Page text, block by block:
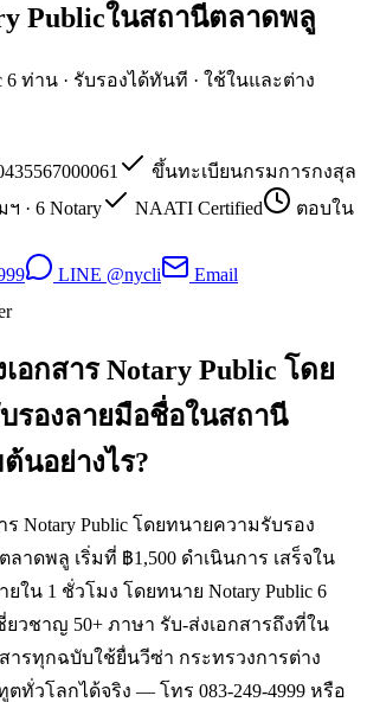
Publicในสถานีตลาดพลู
6 ท่าน · รับรองได้ทันที · ใช้ในและต่าง
ขึ้นทะเบียนกรมการกงสุล
· 6 Notary
NAATI Certified
ตอบใน
LINE @nycli
Email
อกสาร Notary Public โดย
รองลายมือชื่อในสถานี
นอย่างไร?
Notary Public โดยทนายความรับรอง
าดพลู เริ่มที่ ฿1,500 ดำเนินการ เสร็จใน
ยใน 1 ชั่วโมง โดยทนาย Notary Public 6
วชาญ 50+ ภาษา รับ-ส่งเอกสารถึงที่ใน
ารทุกฉบับใช้ยื่นวีซ่า กระทรวงการต่าง
ทั่วโลกได้จริง — โทร 083-249-4999 หรือ